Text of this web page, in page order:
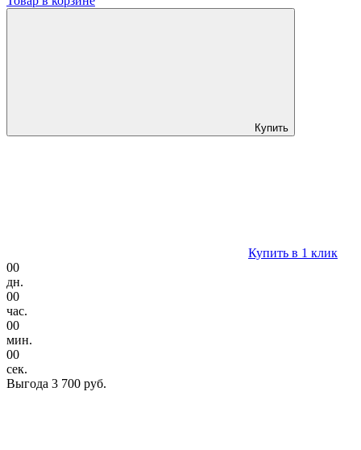
Купить
Купить в 1 клик
00
дн.
00
час.
00
мин.
00
сек.
Выгода 3 700 руб.